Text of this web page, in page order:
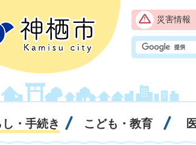
災害情報
し・手続き こども・教育